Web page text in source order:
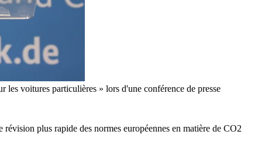
voitures particulières » lors d'une conférence de presse
plus rapide des normes européennes en matière de CO2